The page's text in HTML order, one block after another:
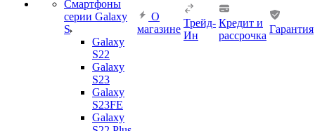
Смартфоны
серии Galaxy
S
Galaxy
S22
Galaxy
S23
Galaxy
S23FE
Galaxy
О
магазине
Трейд-
Ин
Кредит и
рассрочка
Гарантия